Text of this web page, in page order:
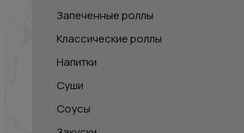
Запеченные роллы
Классические роллы
Напитки
Суши
Соусы